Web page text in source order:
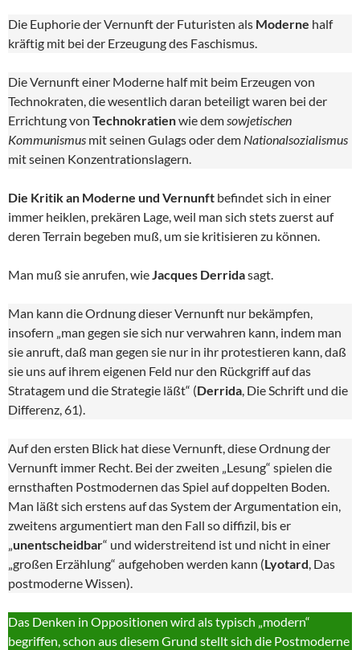
Die Euphorie der Vernunft der Futuristen als Moderne half
kräftig mit bei der Erzeugung des Faschismus.
Die Vernunft einer Moderne half mit beim Erzeugen von
Technokraten, die wesentlich daran beteiligt waren bei der
Errichtung von Technokratienwie demsowjetischen
Kommunismus mit seinen Gulags oder dem Nationalsozialismus
mit seinen Konzentrationslagern.
Die Kritik an Moderne und Vernunft befindet sich in einer
immer heiklen, prekären Lage, weil man sich stets zuerst auf
deren Terrain begeben muß, um sie kritisieren zu können.
Man muß sie anrufen, wieJacques Derridasagt.
Man kann die Ordnung dieser Vernunft nur bekämpfen,
insofern „man gegen sie sich nur verwahren kann, indem man
sie anruft, daß man gegen sie nur in ihr protestieren kann, daß
sie uns auf ihrem eigenen Feld nur den Rückgriff auf das
Stratagem und die Strategie läßt“ (Derrida, Die Schrift und die
Differenz, 61).
Auf den ersten Blick hat diese Vernunft, diese Ordnung der
Vernunft immer Recht. Bei der zweiten „Lesung“ spielen die
ernsthaften Postmodernen das Spiel auf doppelten Boden.
Man läßt sich erstens auf das System der Argumentation ein,
zweitens argumentiert man den Fall so diffizil, bis er
„unentscheidbar“ und widerstreitend ist und nicht in einer
„großen Erzählung“ aufgehoben werden kann (Lyotard, Das
postmoderne Wissen).
Das Denken in Oppositionen wird als typisch „modern“
begriffen, schon aus diesem Grund stellt sich die Postmoderne